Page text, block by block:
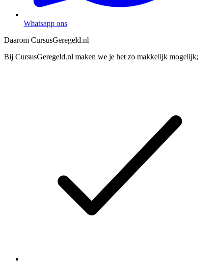
Whatsapp ons
Daarom CursusGeregeld.nl
Bij CursusGeregeld.nl maken we je het zo makkelijk mogelijk;